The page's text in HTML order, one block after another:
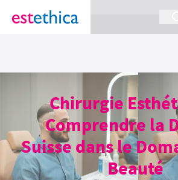
section Service {
Chirurgie
Comprendre la
Suisse dans le
Beauté